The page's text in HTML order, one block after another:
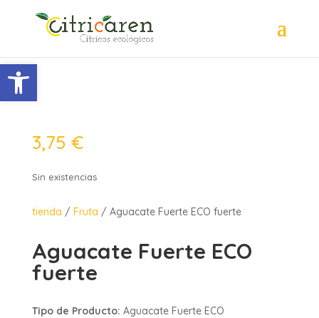
3,75 €
Sin existencias
tienda / Fruta / Aguacate Fuerte ECO fuerte
Aguacate Fuerte ECO
fuerte
Tipo de Producto: Aguacate Fuerte ECO
Abrir barra de herramientas